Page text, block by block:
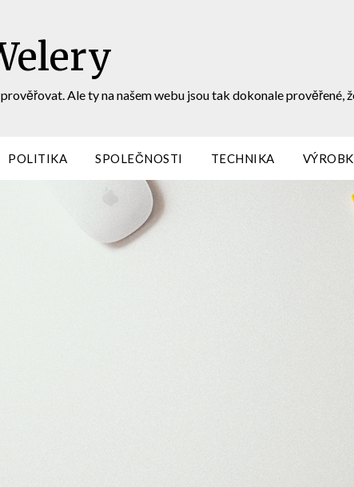
Ale ty na našem webu jsou tak dokonale prověřené,
POLITIKA SPOLEČNOSTI TECHNIKA